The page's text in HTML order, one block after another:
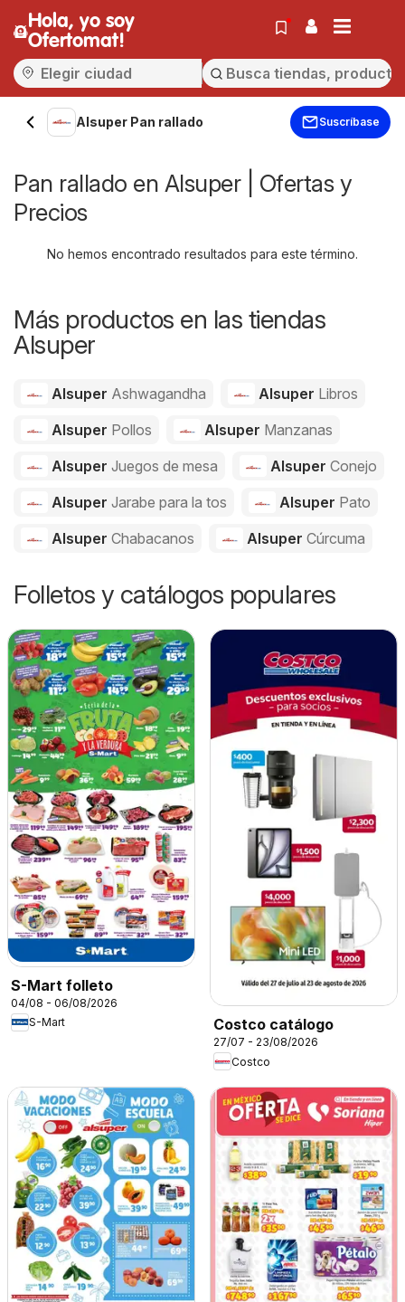
Hola, yo soy
Ofertomat!
Alsuper Pan rallado Suscríbase
Pan rallado en Alsuper | Ofertas y
Precios
No hemos encontrado resultados para este término.
Más productos en las tiendas
Alsuper
Alsuper Ashwagandha Alsuper Libros
Alsuper Pollos Alsuper Manzanas
Alsuper Juegos de mesa Alsuper Conejo
Alsuper Jarabe para la tos Alsuper Pato
Alsuper Chabacanos Alsuper Cúrcuma
Folletos y catálogos populares
S-Mart folleto
04/08 - 06/08/2026
S-Mart
Costco catálogo
27/07 - 23/08/2026
Costco